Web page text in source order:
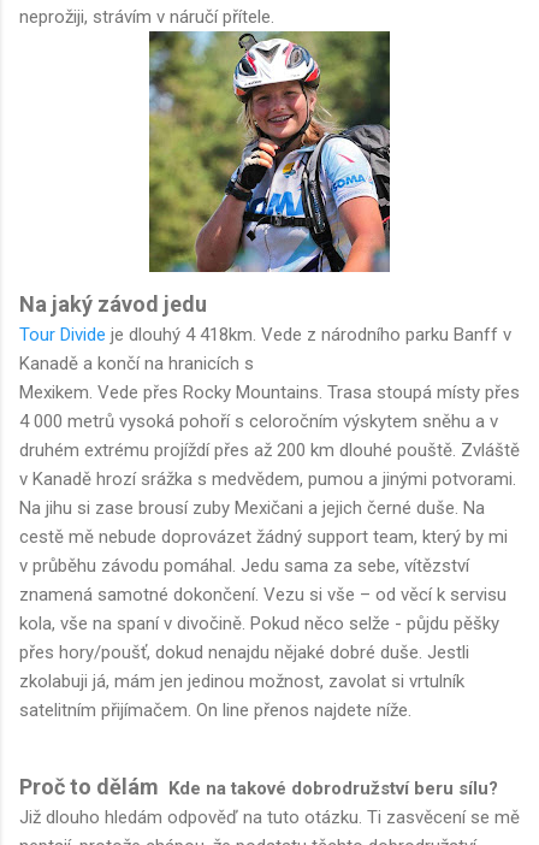
neprožiji, strávím v náručí přítele.
Na jaký závod jedu
Tour Divide je dlouhý 4 418km. Vede z národního parku Banff v
Kanadě a končí na hranicích s
Mexikem. Vede přes Rocky Mountains. Trasa stoupá místy přes
4 000 metrů vysoká pohoří s celoročním výskytem sněhu a v
druhém extrému projíždí přes až 200 km dlouhé pouště. Zvláště
v Kanadě hrozí srážka s medvědem, pumou a jinými potvorami.
Na jihu si zase brousí zuby Mexičani a jejich černé duše. Na
cestě mě nebude doprovázet žádný support team, který by mi
v průběhu závodu pomáhal. Jedu sama za sebe, vítězství
znamená samotné dokončení. Vezu si vše – od věcí k servisu
kola, vše na spaní v divočině. Pokud něco selže - půjdu pěšky
přes hory/poušť, dokud nenajdu nějaké dobré duše. Jestli
zkolabuji já, mám jen jedinou možnost, zavolat si vrtulník
satelitním přijímačem. On line přenos najdete níže.
Proč to dělám Kde na takové dobrodružství beru sílu?
Již dlouho hledám odpověď na tuto otázku. Ti zasvěcení se mě